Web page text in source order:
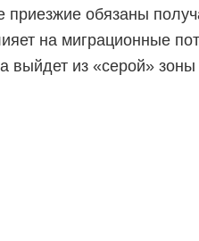
приезжие обязаны
на миграционные
выйдет из «серой» зоны